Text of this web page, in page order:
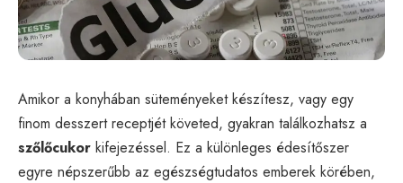
Amikor a konyhában süteményeket készítesz, vagy egy
finom desszert receptjét követed, gyakran találkozhatsz a
szőlőcukor kifejezéssel. Ez a különleges édesítőszer
egyre népszerűbb az egészségtudatos emberek körében,